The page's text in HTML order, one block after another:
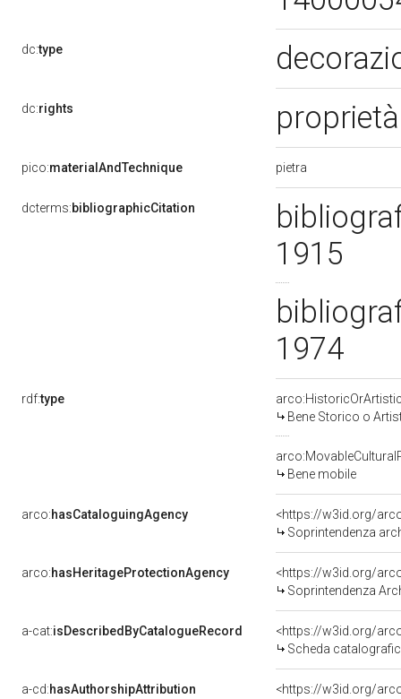
dc:type
dc:rights
pico:materialAndTechnique pietra
dcterms:bibliographicCitation
1915
1974
rdf:type
Bene Storico o
Bene mobile
arco:hasCataloguingAgency
<https://w3id.org/
Soprintendenza
arco:hasHeritageProtectionAgency
<https://w3id.org/
Soprintendenza
a-cat:isDescribedByCatalogueRecord
<https://w3id.org/
Scheda
a-cd:hasAuthorshipAttribution
<https://w3id.org/